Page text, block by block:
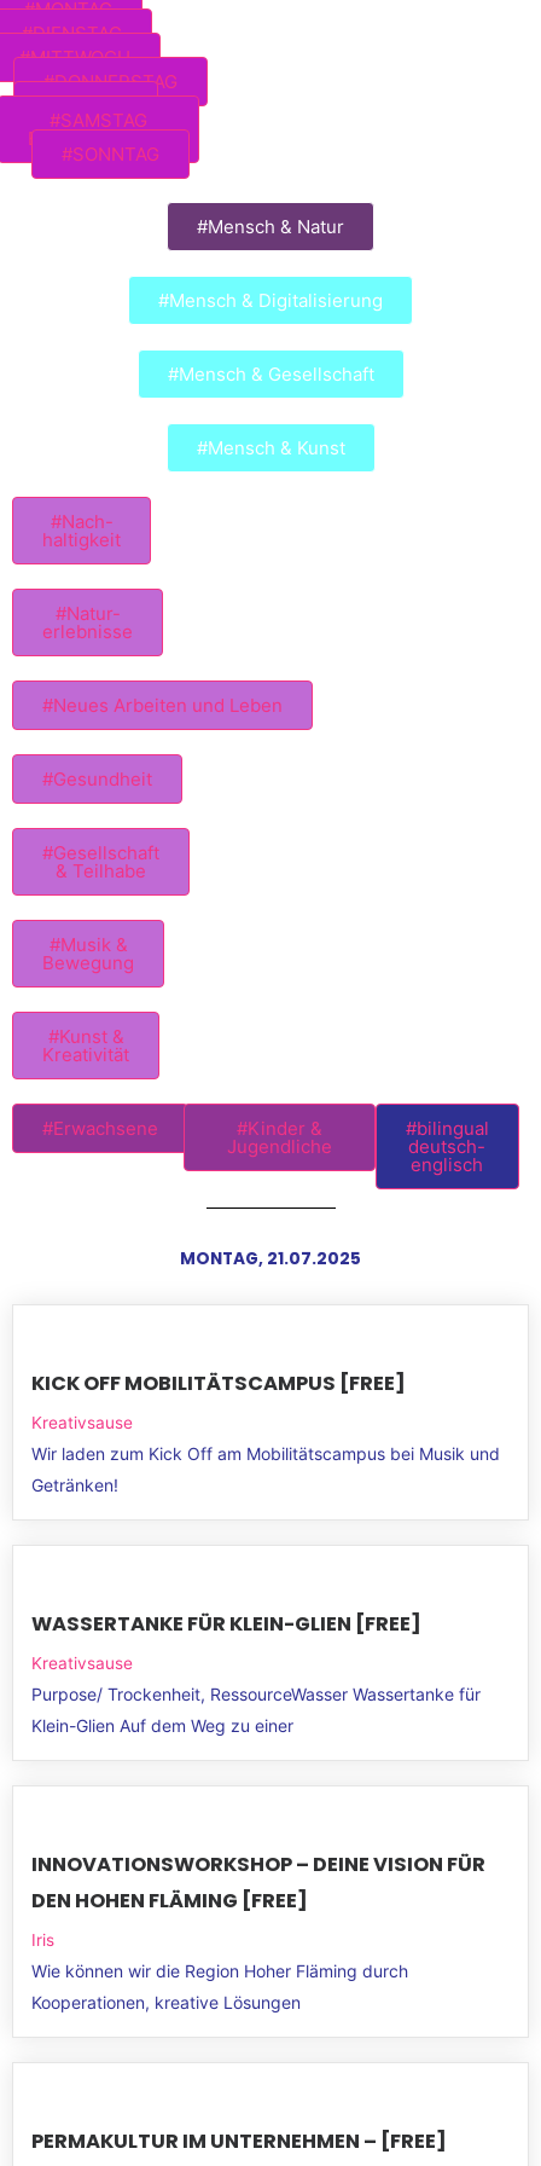
#MONTAG
#DIENSTAG
#MITTWOCH
#DONNERSTAG
#SAMSTAG
EXTRAVAGANZA
#SONNTAG
#Mensch & Natur
#Mensch & Digitalisierung
#Mensch & Gesellschaft
#Mensch & Kunst
#Nach-
haltigkeit
#Natur-
erlebnisse
#Neues Arbeiten und Leben
#Gesundheit
#Gesellschaft
& Teilhabe
#Musik &
Bewegung
#Kunst &
Kreativität
#Erwachsene #Kinder &
Jugendliche
#bilingual
deutsch-
englisch
MONTAG, 21.07.2025
KICK OFF MOBILITÄTSCAMPUS [FREE]
Kreativsause
Wir laden zum Kick Off am Mobilitätscampus bei Musik und
Getränken!
WASSERTANKE FÜR KLEIN-GLIEN [FREE]
Kreativsause
Purpose/ Trockenheit, RessourceWasser Wassertanke für
Klein-Glien Auf dem Weg zu einer
INNOVATIONSWORKSHOP – DEINE VISION FÜR
DEN HOHEN FLÄMING [FREE]
Iris
Wie können wir die Region Hoher Fläming durch
Kooperationen, kreative Lösungen
PERMAKULTUR IM UNTERNEHMEN – [FREE]